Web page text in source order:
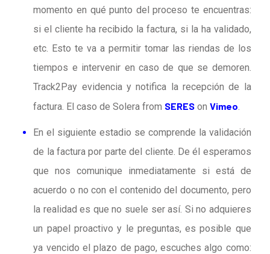
momento en qué punto del proceso te encuentras:
si el cliente ha recibido la factura, si la ha validado,
etc. Esto te va a permitir tomar las riendas de los
tiempos e intervenir en caso de que se demoren.
Track2Pay evidencia y notifica la recepción de la
factura. El caso de Solera from SERES onVimeo
En el siguiente estadio se comprende la validación
de la factura por parte del cliente. De él esperamos
que nos comunique inmediatamente si está de
acuerdo o no con el contenido del documento, pero
la realidad es que no suele ser así. Si no adquieres
un papel proactivo y le preguntas, es posible que
ya vencido el plazo de pago, escuches algo como: